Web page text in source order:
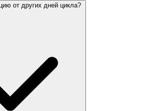
от других дней цикла?